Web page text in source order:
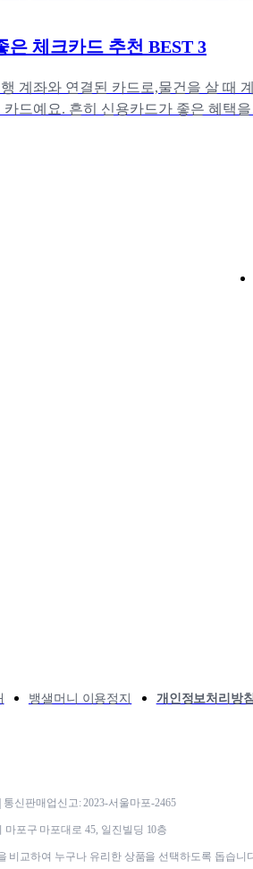
은 체크카드 추천 BEST 3
계좌와 연결된 카드로,물건을 살 때
카드예요. 흔히 신용카드가 좋은 혜택
뱅샐머니 이용정지 개인정보처리방침
신판매업신고: 2023-서울마포-2465
마포구 마포대로 45, 일진빌딩 10층
비교하여 누구나 유리한 상품을 선택하도록 돕습